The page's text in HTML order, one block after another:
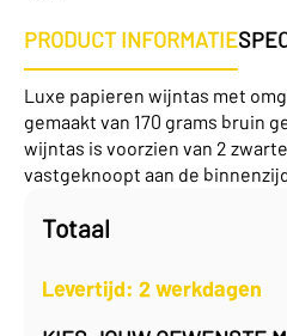
PRODUCT INFORMATIE
Luxe papieren wijntas met
gemaakt van 170 grams bruin
wijntas is voorzien van 2
vastgeknoopt aan de
Totaal
Levertijd: 2 werkdagen